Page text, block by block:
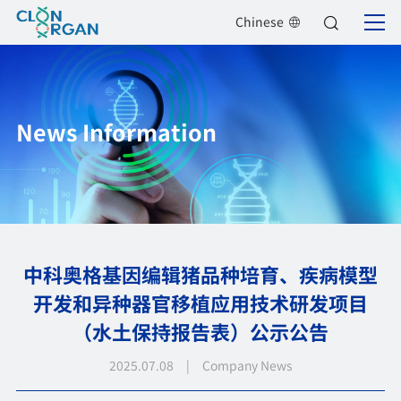
Chinese
News Information
中科奥格基因编辑猪品种培育、疾病模型
开发和异种器官移植应用技术研发项目
（水土保持报告表）公示公告
2025.07.08 | Company News